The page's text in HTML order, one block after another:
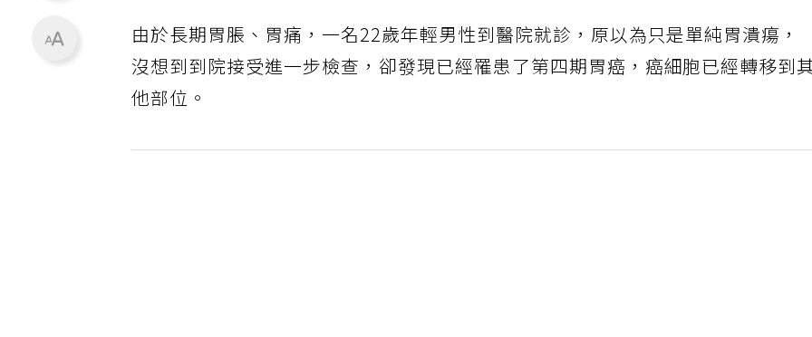
由於長期胃脹、胃痛，一名22歲年輕男性到醫院就診，原以為只是單純胃潰瘍，
沒想到到院接受進一步檢查，卻發現已經罹患了第四期胃癌，癌細胞已經轉移到
他部位。